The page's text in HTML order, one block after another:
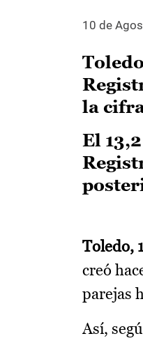
10 de
la
El
Toledo,
creó
parejas
Así,